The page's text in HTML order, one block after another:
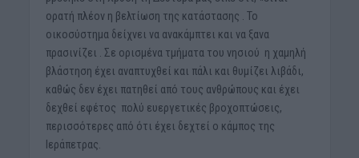
ορατή πλέον η βελτίωση της κατάστασης . Το
οικοσύστημα δείχνει να ανακάμπτει και να ξανα
πρασινίζει . Σε ορισμένα τμήματα του νησιού η χαμηλή
βλάστηση έχει αναπτυχθεί και πάλι και θυμίζει λιβάδι,
καθώς δεν έχει πατηθεί από τους ανθρώπους και έχει
δεχθεί εφέτος πολύ ευεργετικές βροχοπτώσεις,
περισσότερες από ότι έχει δεχτεί ο κάμπος της
Ιεράπετρας.